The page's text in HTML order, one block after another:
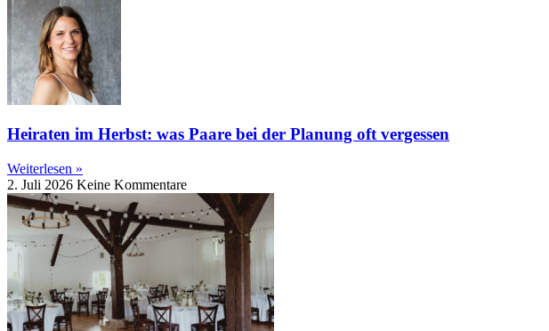
Heiraten im Herbst: was Paare bei der Planung oft vergessen
Weiterlesen »
2. Juli 2026 Keine Kommentare